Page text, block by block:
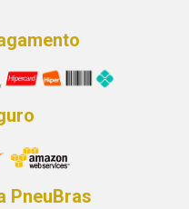
PneuBras